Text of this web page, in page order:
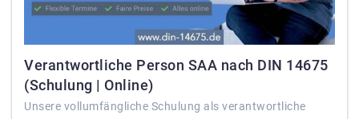
Verantwortliche Person SAA nach DIN 14675
(Schulung | Online)
Unsere vollumfängliche Schulung als verantwortliche